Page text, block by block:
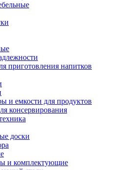
приготовления напитков
и емкости для продуктов
консервирования
доски
и комплектующие